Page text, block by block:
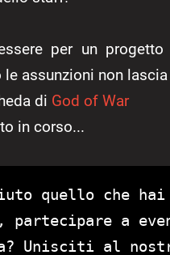
per un
le assunzioni non
di God of War
in corso...
quello che
partecipare a
Unisciti al